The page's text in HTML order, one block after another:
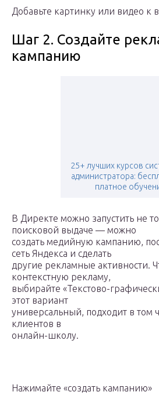
Добавьте картинку или видео
Шаг 2. Создайте
кампанию
25+ лучших курсов
администратора:
платное
В Директе можно запустить не
поисковой выдаче — можно
создать медийную кампанию,
сеть Яндекса и сделать
другие рекламные активности.
контекстную рекламу,
выбирайте «Текстово-
этот вариант
универсальный, подходит в том
клиентов в
онлайн-школу.
Нажимайте «создать кампанию»